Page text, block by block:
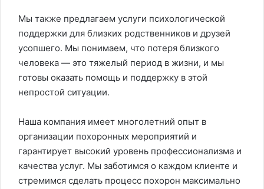
Мы также предлагаем услуги психологической
поддержки для близких родственников и друзей
усопшего. Мы понимаем, что потеря близкого
человека — это тяжелый период в жизни, и мы
готовы оказать помощь и поддержку в этой
непростой ситуации.
Наша компания имеет многолетний опыт в
организации похоронных мероприятий и
гарантирует высокий уровень профессионализма и
качества услуг. Мы заботимся о каждом клиенте и
стремимся сделать процесс похорон максимально